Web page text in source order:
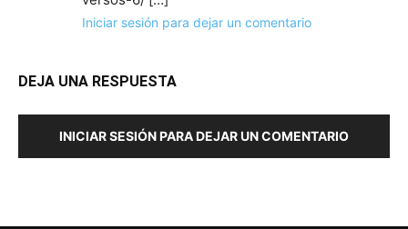
Iniciar sesión para dejar un comentario
DEJA UNA RESPUESTA
INICIAR SESIÓN PARA DEJAR UN COMENTARIO